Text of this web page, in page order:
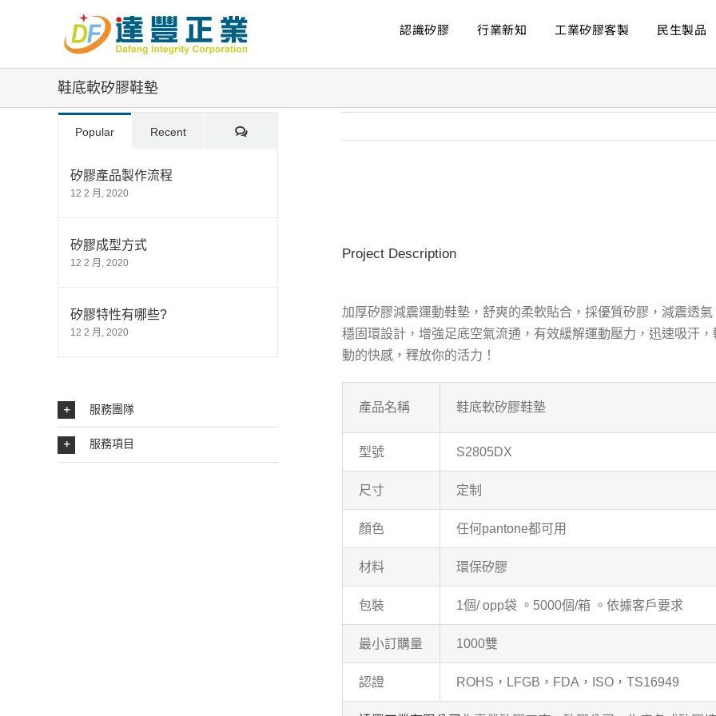
認識矽膠 行業新知 工業矽膠客製 民生製品
鞋底軟矽膠鞋墊
Project Description
加厚矽膠減震運動鞋墊，舒爽的柔軟貼合，採優質矽膠，減震透
穩固環設計，增強足底空氣流通，有效緩解運動壓力，迅速吸汗
動的快感，釋放你的活力！
產品名稱 鞋底軟矽膠鞋墊
型號 S2805DX
尺寸 定制
顏色 任何pantone都可用
材料 環保矽膠
包裝 1個/ opp袋 。5000個/箱 。依據客戶要求
最小訂購量 1000雙
認證 ROHS，LFGB，FDA，ISO，TS16949
Popular Recent Comments
矽膠產品製作流程
12 2 月, 2020
矽膠成型方式
12 2 月, 2020
矽膠特性有哪些?
12 2 月, 2020
服務團隊
服務項目